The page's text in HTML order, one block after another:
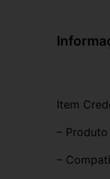
Item
– Produto
–